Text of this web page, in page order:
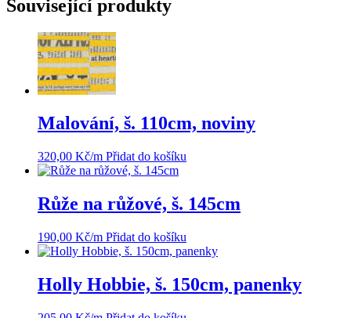
Související produkty
Malování, š. 110cm, noviny
320,00 Kč/m Přidat do košíku
Růže na růžové, š. 145cm
190,00 Kč/m Přidat do košíku
Holly Hobbie, š. 150cm, panenky